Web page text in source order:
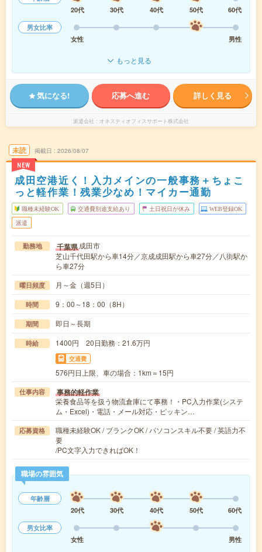
20代
30代 40代 50代
60代
男女比率
女性
男性
もっと見る
気になる! 応募へ進む 詳しく見る
派遣会社 オネスティオフィスサポート株式会社
未読
NEW
掲載日 2026/08/07
成田空港近く！入力メインの一般事務＋ちょこ
っと軽作業！残業少なめ！マイカー通勤
職種未経験OK 交通費別途支給あり 土日祝日が休み WEB登録OK
派遣
勤務地 千葉県成田市
芝山千代田駅から車14分／京成成田駅から車27分／八街駅か
ら車27分
曜日頻度 月～金（週5日）
時間 9：00～18：00（8H）
期間 即日～長期
時給 1400円 20日勤務：21.6万円
交通費
576円日上限、車の場合：1km＝15円
仕事内容 事務的軽作業
栄養食品等を扱う物流倉庫にて事務！・PC入力作業(システ
ム・Excel)・電話・メール対応・ピッキン…
応募資格
職種未経験OK / ブランクOK / パソコンスキル不要 / 英語力不
要
/PC文字入力できればOK！
職場の雰囲気
年齢層
20代
30代 40代 50代
60代
男女比率
女性
男性